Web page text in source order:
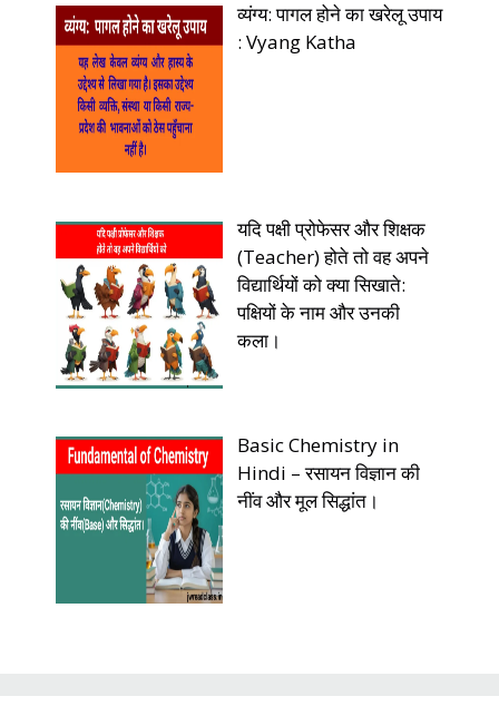
व्यंग्य: पागल होने का खरेलू उपाय
: Vyang Katha
यदि पक्षी प्रोफेसर और शिक्षक
(Teacher) होते तो वह अपने
विद्यार्थियों को क्या सिखाते:
पक्षियों के नाम और उनकी
कला।
Basic Chemistry in
Hindi – रसायन विज्ञान की
नींव और मूल सिद्धांत।